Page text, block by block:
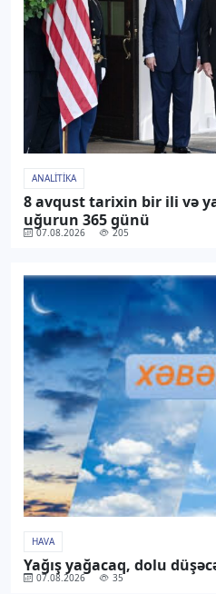
ANALITIKA
8 avqust tarixin bir ili və
uğurun 365 günü
07.08.2026 205
HAVA
Yağış yağacaq, dolu
07.08.2026 35